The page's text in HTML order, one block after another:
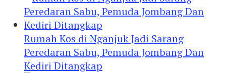
Rumah Kos di Nganjuk Jadi Sarang
Peredaran Sabu, Pemuda Jombang Dan
Kediri Ditangkap